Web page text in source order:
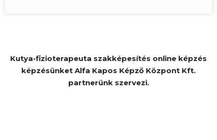
Kutya-fizioterapeuta szakképesítés online képzés
képzésünket Alfa Kapos Képző Központ Kft.
partnerünk szervezi.